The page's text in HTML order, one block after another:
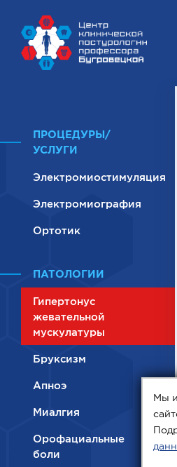
ПРОЦЕДУРЫ/
УСЛУГИ
Электромиостимуляция
Электромиография
Ортотик
ПАТОЛОГИИ
Гипертонус
жевательной
мускулатуры
Бруксизм
Апноэ
Миалгия
Орофациальные
боли
Мы